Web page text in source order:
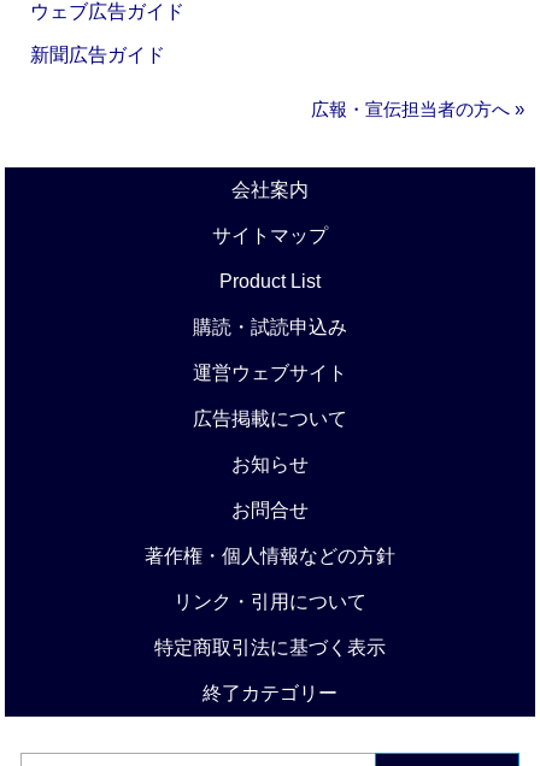
ウェブ広告ガイド
新聞広告ガイド
広報・宣伝担当者の方へ »
会社案内
サイトマップ
Product List
購読・試読申込み
運営ウェブサイト
広告掲載について
お知らせ
お問合せ
著作権・個人情報などの方針
リンク・引用について
特定商取引法に基づく表示
終了カテゴリー